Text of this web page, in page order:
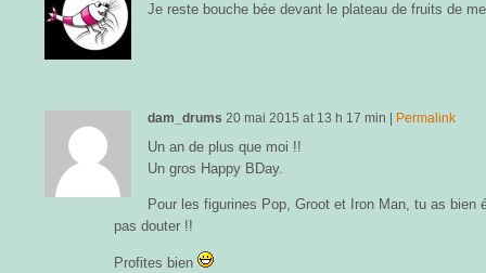
Je reste bouche bée devant le plateau de fruits de
dam_drums 20 mai 2015 at 13 h 17 min Permalink
Un an de plus que moi !!
Un gros Happy BDay.
Pour les figurines Pop, Groot et Iron Man, tu as bien
pas douter !!
Profites bien